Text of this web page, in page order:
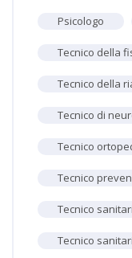
Psicologo
Tecnico della
Tecnico della
Tecnico di
Tecnico
Tecnico
Tecnico
Tecnico